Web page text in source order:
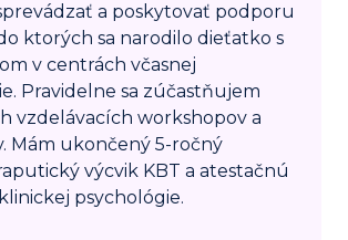
a poskytovať podporu
ktorých sa narodilo dieťatko s
v centrách včasnej
Pravidelne sa zúčastňujem
vzdelávacích workshopov a
Mám ukončený 5-ročný
výcvik KBT a atestačnú
psychológie.